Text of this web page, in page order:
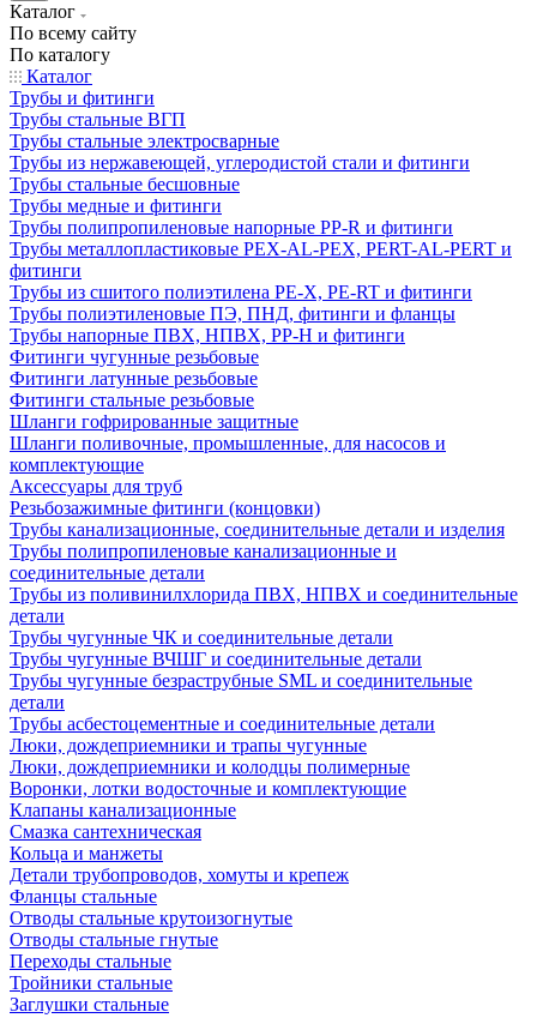
Каталог
По всему сайту
По каталогу
Каталог
Трубы и фитинги
Трубы стальные ВГП
Трубы стальные электросварные
Трубы из нержавеющей, углеродистой стали и фитинги
Трубы стальные бесшовные
Трубы медные и фитинги
Трубы полипропиленовые напорные PP-R и фитинги
Трубы металлопластиковые PEX-AL-PEX, PERT-AL-PERT и
фитинги
Трубы из сшитого полиэтилена PE-X, PE-RT и фитинги
Трубы полиэтиленовые ПЭ, ПНД, фитинги и фланцы
Трубы напорные ПВХ, НПВХ, PP-H и фитинги
Фитинги чугунные резьбовые
Фитинги латунные резьбовые
Фитинги стальные резьбовые
Шланги гофрированные защитные
Шланги поливочные, промышленные, для насосов и
комплектующие
Аксессуары для труб
Резьбозажимные фитинги (концовки)
Трубы канализационные, соединительные детали и изделия
Трубы полипропиленовые канализационные и
соединительные детали
Трубы из поливинилхлорида ПВХ, НПВХ и соединительные
детали
Трубы чугунные ЧК и соединительные детали
Трубы чугунные ВЧШГ и соединительные детали
Трубы чугунные безраструбные SML и соединительные
детали
Трубы асбестоцементные и соединительные детали
Люки, дождеприемники и трапы чугунные
Люки, дождеприемники и колодцы полимерные
Воронки, лотки водосточные и комплектующие
Клапаны канализационные
Смазка сантехническая
Кольца и манжеты
Детали трубопроводов, хомуты и крепеж
Фланцы стальные
Отводы стальные крутоизогнутые
Отводы стальные гнутые
Переходы стальные
Тройники стальные
Заглушки стальные